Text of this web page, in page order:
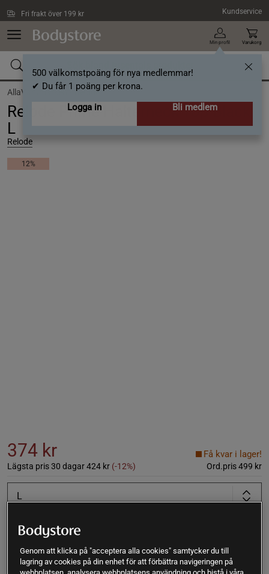
Fri frakt över 199 kr Kundservice
Min profil
500 välkomstpoäng för nya medlemmar!
✔ Du får 1 poäng per krona.
Logga in
Bli medlem
Varukorg
AllaVarumärken / Relode
Relode Prime Halterneck Top Black,
L
Relode
12%
374 kr
Lägsta pris 30 dagar424 kr (-12%) Ord.pris499 kr
Få kvar i lager!
L
Genom att klicka på "acceptera alla cookies" samtycker du till
lagring av cookies på din enhet för att förbättra navigeringen på